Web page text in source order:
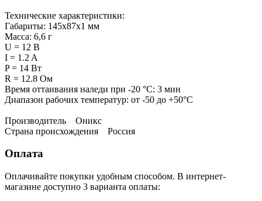
Технические характеристики:
Габариты: 145х87х1 мм
Масса: 6,6 г
U = 12 B
I = 1.2 A
P = 14 Вт
R = 12.8 Ом
Время оттаивания наледи при -20 °С: 3 мин
Диапазон рабочих температур: от -50 до +50°С
Производитель Оникс
Страна происхождения Россия
Оплата
Оплачивайте покупки удобным способом. В интернет-
магазине доступно 3 варианта оплаты: